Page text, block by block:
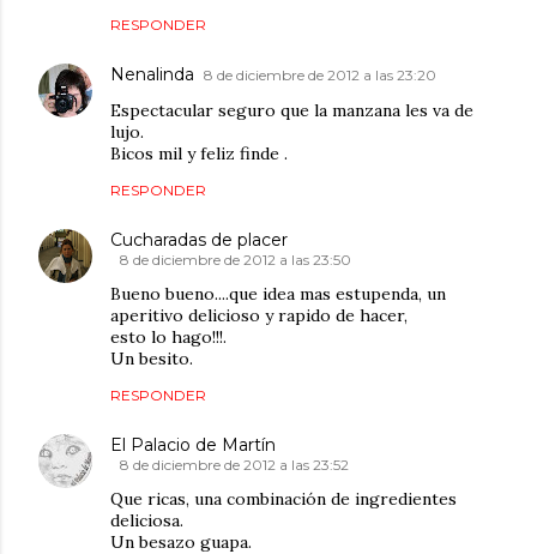
RESPONDER
Nenalinda 8 de diciembre de 2012 a las 23:20
Espectacular seguro que la manzana les va de
lujo.
Bicos mil y feliz finde .
RESPONDER
Cucharadas de placer
8 de diciembre de 2012 a las 23:50
Bueno bueno....que idea mas estupenda, un
aperitivo delicioso y rapido de hacer,
esto lo hago!!!.
Un besito.
RESPONDER
El Palacio de Martín
8 de diciembre de 2012 a las 23:52
Que ricas, una combinación de ingredientes
deliciosa.
Un besazo guapa.